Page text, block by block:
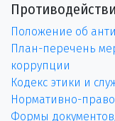
Положение об
План-перечень
коррупции
Кодекс этики и
Нормативно-
Формы